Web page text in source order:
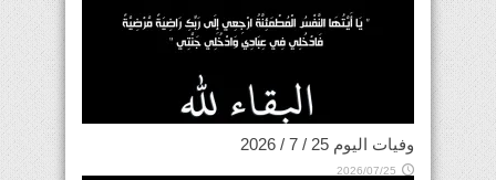
وفيات اليوم 25 / 7 / 2026
2026/07/25